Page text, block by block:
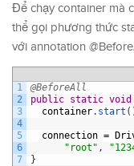
Để chạy container mà
thể gọi phương thức
với annotation
1
2
3
4
5
6
7
@BeforeAll
public static void
container. start (
connection =
"root" ,
}